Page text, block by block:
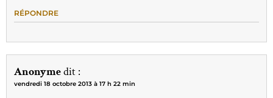
RÉPONDRE
Anonymedit :
vendredi 18 octobre 2013 à 17 h 22 min